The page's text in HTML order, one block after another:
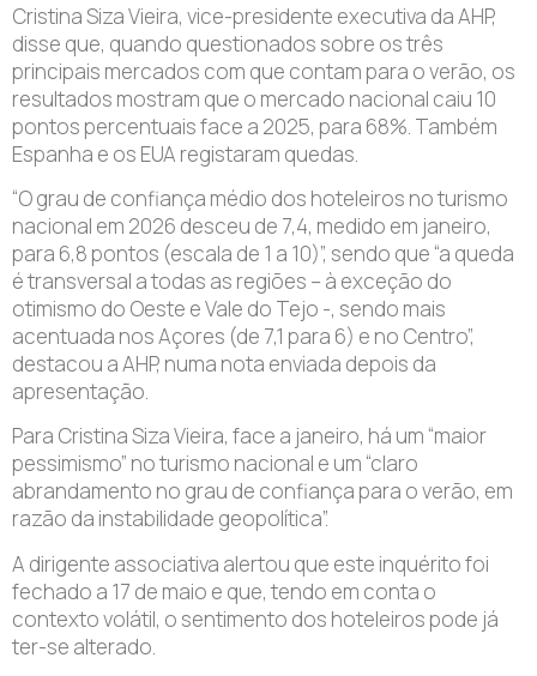
Cristina Siza Vieira, vice-presidente executiva da AHP,
disse que, quando questionados sobre os três
principais mercados com que contam para o verão, os
resultados mostram que o mercado nacional caiu 10
pontos percentuais face a 2025, para 68%. Também
Espanha e os EUA registaram quedas.
“O grau de confiança médio dos hoteleiros no turismo
nacional em 2026 desceu de 7,4, medido em janeiro,
para 6,8 pontos (escala de 1 a 10)”, sendo que “a queda
é transversal a todas as regiões – à exceção do
otimismo do Oeste e Vale do Tejo -, sendo mais
acentuada nos Açores (de 7,1 para 6) e no Centro”,
destacou a AHP, numa nota enviada depois da
apresentação.
Para Cristina Siza Vieira, face a janeiro, há um “maior
pessimismo” no turismo nacional e um “claro
abrandamento no grau de confiança para o verão, em
razão da instabilidade geopolítica”.
A dirigente associativa alertou que este inquérito foi
fechado a 17 de maio e que, tendo em conta o
contexto volátil, o sentimento dos hoteleiros pode já
ter-se alterado.